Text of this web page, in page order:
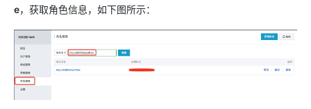
e，获取角色信息，如下图所示：